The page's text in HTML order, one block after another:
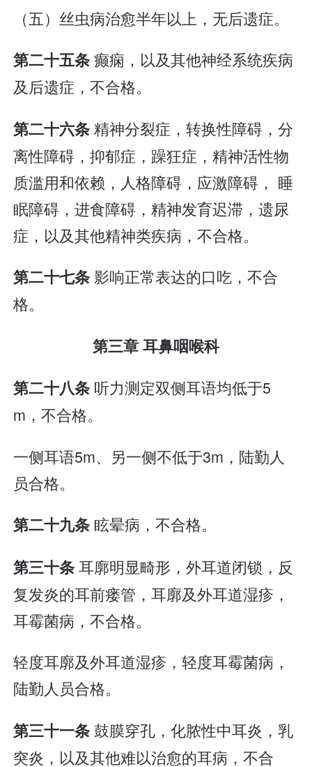
（五）丝虫病治愈半年以上，无后遗症。
第二十五条癫痫，以及其他神经系统疾病
及后遗症，不合格。
第二十六条精神分裂症，转换性障碍，分
离性障碍，抑郁症，躁狂症，精神活性物
质滥用和依赖，人格障碍，应激障碍， 睡
眠障碍，进食障碍，精神发育迟滞，遗尿
症，以及其他精神类疾病，不合格。
第二十七条影响正常表达的口吃，不合
格。
第三章 耳鼻咽喉科
第二十八条 听力测定双侧耳语均低于5
m，不合格。
一侧耳语5m、另一侧不低于3m，陆勤人
员合格。
第二十九条 眩晕病，不合格。
第三十条耳廓明显畸形，外耳道闭锁，反
复发炎的耳前瘘管，耳廓及外耳道湿疹，
耳霉菌病，不合格。
轻度耳廓及外耳道湿疹，轻度耳霉菌病，
陆勤人员合格。
第三十一条鼓膜穿孔，化脓性中耳炎，乳
突炎，以及其他难以治愈的耳病，不合